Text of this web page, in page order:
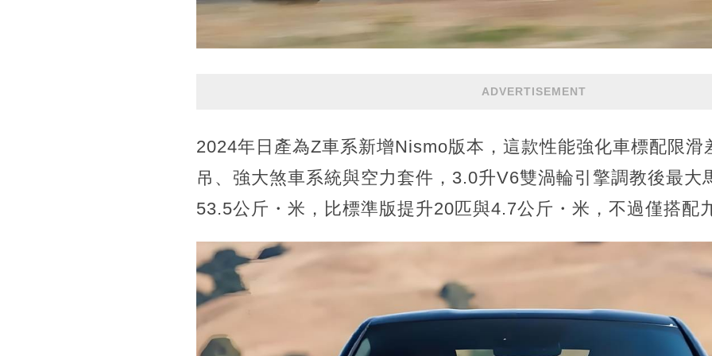
ADVERTISEMENT
2024年日產為Z車系新增Nismo版本，這款性能強化車標配限滑
吊、強大煞車系統與空力套件，3.0升V6雙渦輪引擎調教後最大
53.5公斤・米，比標準版提升20匹與4.7公斤・米，不過僅搭配